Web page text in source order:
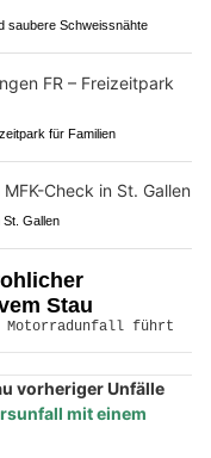
saubere Schweissnähte
für Familien
Gallen
Stau
vorheriger Unfälle
mit einem